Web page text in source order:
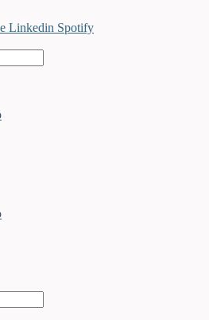
Linkedin Spotify